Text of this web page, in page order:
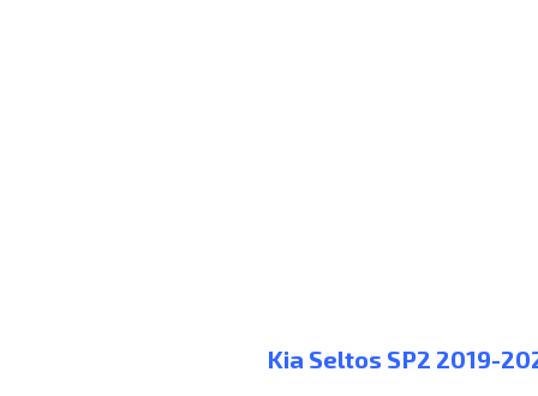
Kia Seltos SP2 2019-